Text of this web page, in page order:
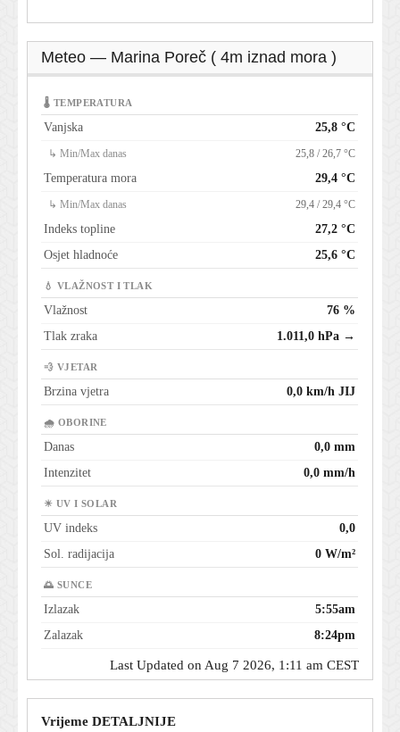
Meteo — Marina Poreč ( 4m iznad mora )
🌡 TEMPERATURA
Vanjska 25,8 °C
↳ Min/Max danas 25,8 / 26,7 °C
Temperatura mora 29,4 °C
↳ Min/Max danas 29,4 / 29,4 °C
Indeks topline
27,2 °C
Osjet hladnoće
25,6 °C
💧 VLAŽNOST I TLAK
Vlažnost
76 %
Tlak zraka
1.011,0 hPa →
💨 VJETAR
Brzina vjetra 0,0 km/h JIJ
🌧 OBORINE
Danas
0,0 mm
Intenzitet
0,0 mm/h
☀ UV I SOLAR
UV indeks
0,0
Sol. radijacija
0 W/m²
🌅 SUNCE
Izlazak
5:55am
Zalazak
8:24pm
Last Updated on Aug 7 2026, 1:11 am CEST
Vrijeme DETALJNIJE